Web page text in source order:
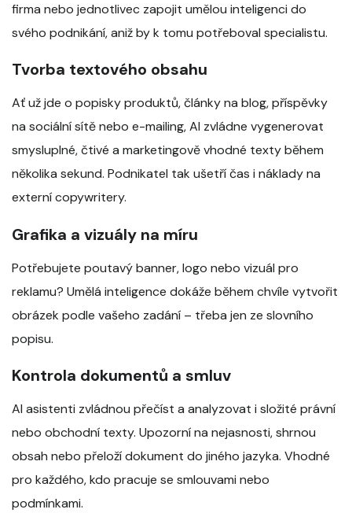
firma nebo jednotlivec zapojit umělou inteligenci do
svého podnikání, aniž by k tomu potřeboval specialistu.
Tvorba textového obsahu
Ať už jde o popisky produktů, články na blog, příspěvky
na sociální sítě nebo e-mailing, AI zvládne vygenerovat
smysluplné, čtivé a marketingově vhodné texty během
několika sekund. Podnikatel tak ušetří čas i náklady na
externí copywritery.
Grafika a vizuály na míru
Potřebujete poutavý banner, logo nebo vizuál pro
reklamu? Umělá inteligence dokáže během chvíle vytvořit
obrázek podle vašeho zadání – třeba jen ze slovního
popisu.
Kontrola dokumentů a smluv
AI asistenti zvládnou přečíst a analyzovat i složité právní
nebo obchodní texty. Upozorní na nejasnosti, shrnou
obsah nebo přeloží dokument do jiného jazyka. Vhodné
pro každého, kdo pracuje se smlouvami nebo
podmínkami.